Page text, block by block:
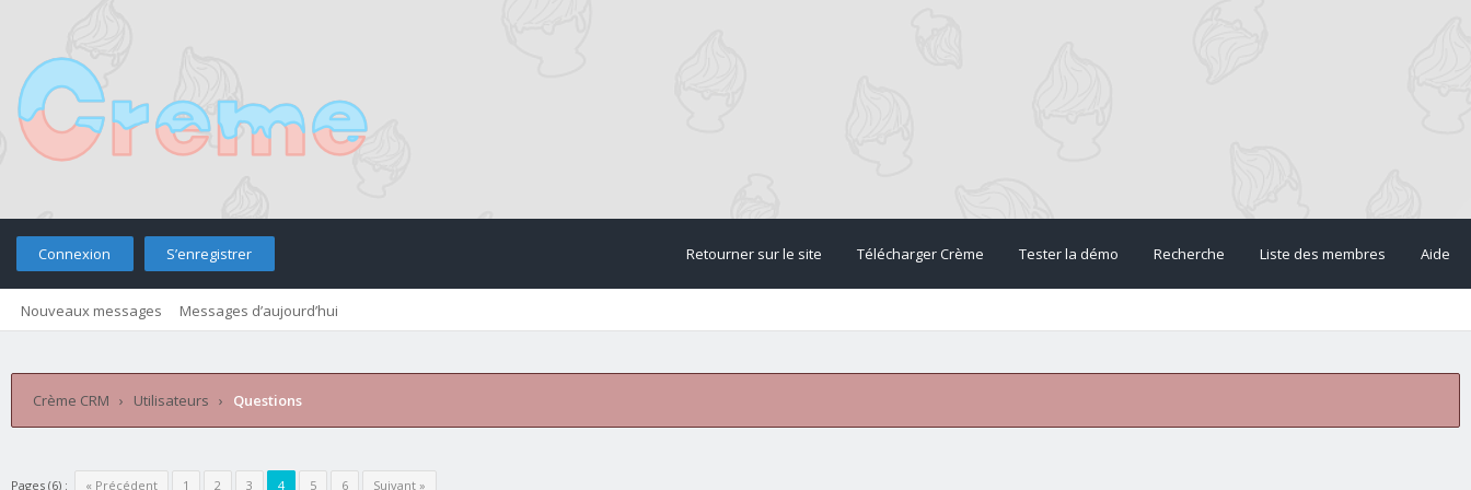
Connexion S’enregistrer Retourner sur le site Télécharger Crème Tester la démo Recherche Liste des membres Aide
Nouveaux messages Messages d’aujourd’hui
Crème CRM › Utilisateurs › Questions
Pages (6) : « Précédent 1 2 3 4 5 6 Suivant »